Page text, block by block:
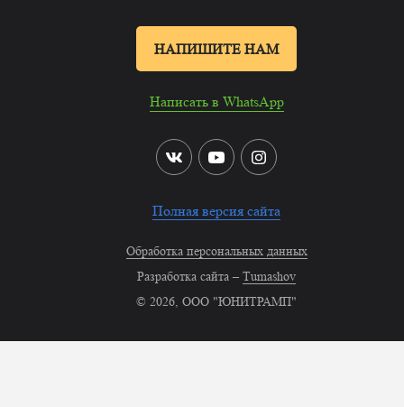
НАПИШИТЕ НАМ
Написать в WhatsApp
Полная версия сайта
Обработка персональных данных
Разработка сайта – Tumashov
© 2026, ООО "ЮНИТРАМП"